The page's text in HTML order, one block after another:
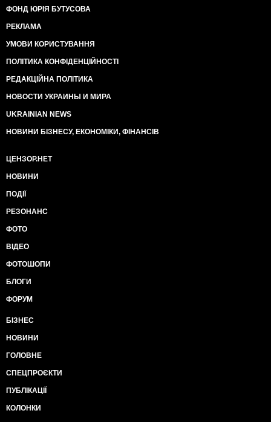
ФОНД ЮРІЯ БУТУСОВА
РЕКЛАМА
УМОВИ КОРИСТУВАННЯ
ПОЛІТИКА КОНФІДЕНЦІЙНОСТІ
РЕДАКЦІЙНА ПОЛІТИКА
НОВОСТИ УКРАИНЫ И МИРА
UKRAINIAN NEWS
НОВИНИ БІЗНЕСУ, ЕКОНОМІКИ, ФІНАНСІВ
ЦЕНЗОР.НЕТ
НОВИНИ
ПОДІЇ
РЕЗОНАНС
ФОТО
ВІДЕО
ФОТОШОПИ
БЛОГИ
ФОРУМ
БІЗНЕС
НОВИНИ
ГОЛОВНЕ
СПЕЦПРОЄКТИ
ПУБЛІКАЦІЇ
КОЛОНКИ